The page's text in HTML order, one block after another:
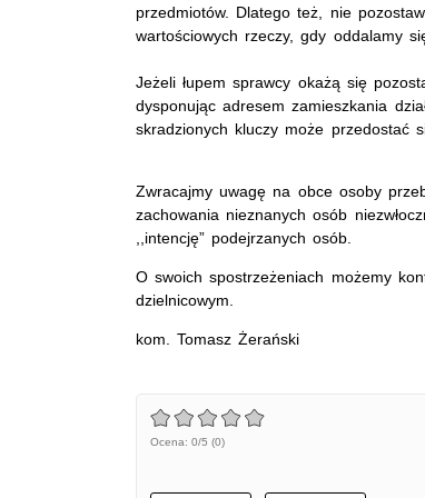
przedmiotów. Dlatego też, nie
wartościowych rzeczy, gdy oddalamy
Jeżeli łupem sprawcy okażą się
dysponując adresem zamieszkania
skradzionych kluczy może przedostać
Zwracajmy uwagę na obce osoby
zachowania nieznanych osób
,,intencję” podejrzanych osób.
O swoich spostrzeżeniach możemy
dzielnicowym.
kom. Tomasz Żerański
Ocena: 0/5 (0)